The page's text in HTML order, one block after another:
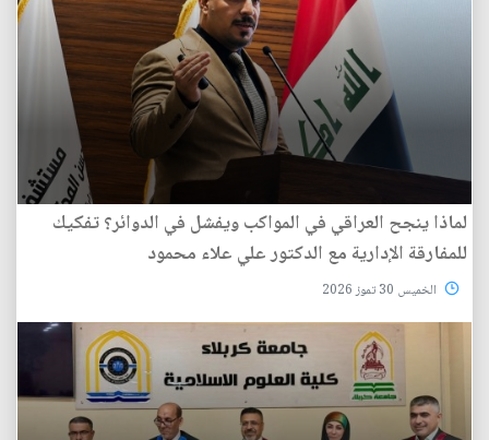
لماذا ينجح العراقي في المواكب ويفشل في الدوائر؟ تفكيك
للمفارقة الإدارية مع الدكتور علي علاء محمود
الخميس 30 تموز 2026